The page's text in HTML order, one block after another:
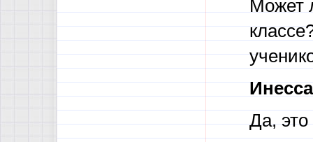
Может
Да, это